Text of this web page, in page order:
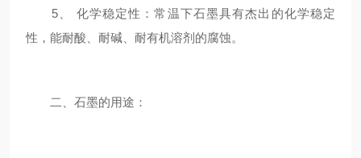
5、 化学稳定性：常温下石墨具有杰出的化学稳定
性，能耐酸、耐碱、耐有机溶剂的腐蚀。
二、石墨的用途：